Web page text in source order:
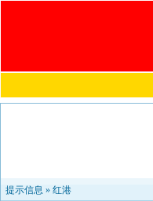
提示信息 » 红港